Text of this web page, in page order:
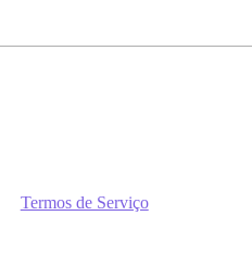
Termos de Serviço